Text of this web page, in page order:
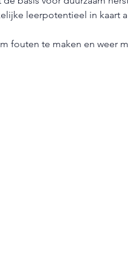
leerpotentieel in kaart
fouten te maken en weer